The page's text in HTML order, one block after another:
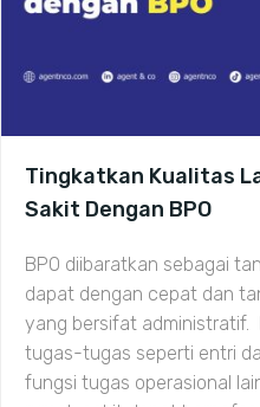
Tingkatkan Kualitas
Sakit Dengan BPO
BPO diibaratkan sebagai
dapat dengan cepat dan
yang bersifat administratif.
tugas-tugas seperti entri
fungsi tugas operasional